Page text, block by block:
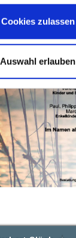
Cookies zulassen
Auswahl erlauben